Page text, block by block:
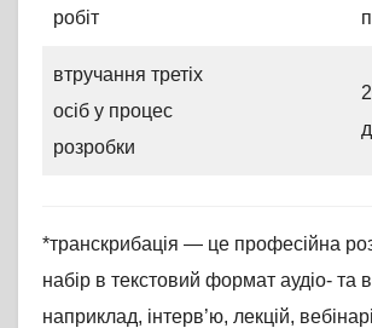
робіт
втручання третіх
осіб у процес
розробки
*транскрибація — це професійна
набір в текстовий формат аудіо- та
наприклад, інтерв’ю, лекцій,